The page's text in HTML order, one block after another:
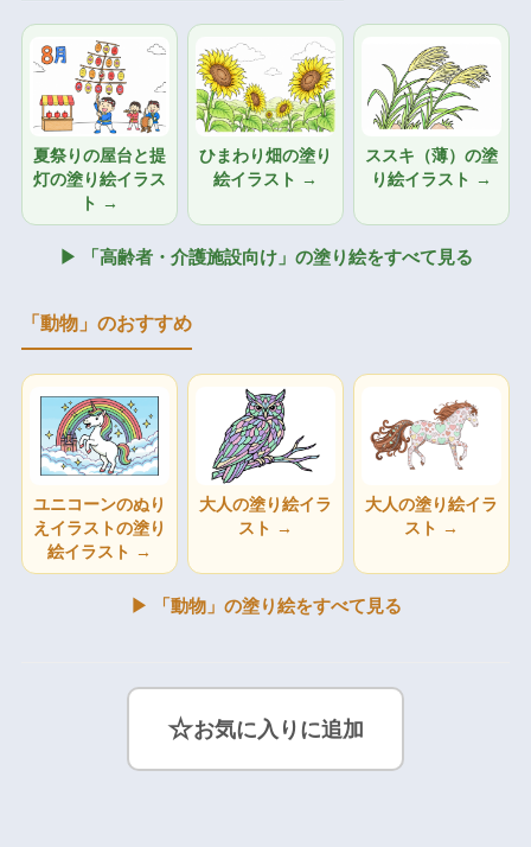
夏祭りの屋台と提
灯の塗り絵イラス
ト →
ひまわり畑の塗り
絵イラスト →
ススキ（薄）の塗
り絵イラスト →
▶ 「高齢者・介護施設向け」の塗り絵をすべて見る
「動物」のおすすめ
ユニコーンのぬり
えイラストの塗り
絵イラスト →
大人の塗り絵イラ
スト →
大人の塗り絵イラ
スト →
▶ 「動物」の塗り絵をすべて見る
☆お気に入りに追加